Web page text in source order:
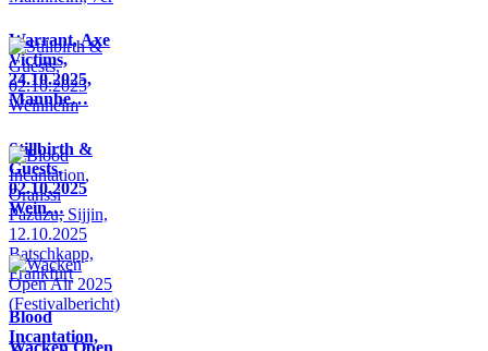
Warrant, Axe
Victims,
24.10.2025,
Mannhe…
Stillbirth &
Guests,
02.10.2025
Wein…
Blood
Incantation,
Wacken Open